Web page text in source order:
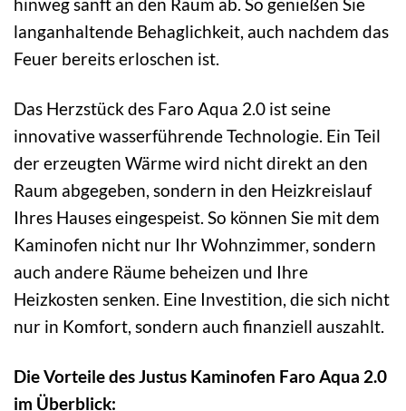
langanhaltende Behaglichkeit, auch nachdem das
Feuer bereits erloschen ist.
Das Herzstück des Faro Aqua 2.0 ist seine
innovative wasserführende Technologie. Ein Teil
der erzeugten Wärme wird nicht direkt an den
Raum abgegeben, sondern in den Heizkreislauf
Ihres Hauses eingespeist. So können Sie mit dem
Kaminofen nicht nur Ihr Wohnzimmer, sondern
auch andere Räume beheizen und Ihre
Heizkosten senken. Eine Investition, die sich nicht
nur in Komfort, sondern auch finanziell auszahlt.
Die Vorteile des Justus Kaminofen Faro Aqua 2.0
im Überblick: